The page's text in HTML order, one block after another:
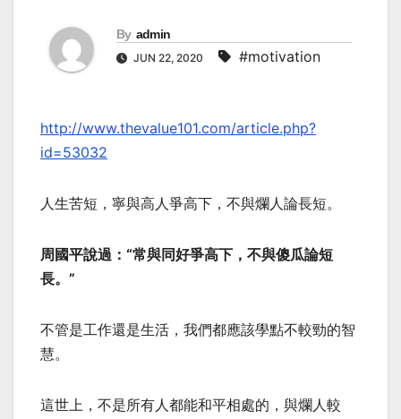
By admin
JUN 22, 2020 #motivation
http://www.thevalue101.com/article.php?
id=53032
人生苦短，寧與高人爭高下，不與爛人論長短。
周國平說過：“常與同好爭高下，不與傻瓜論短
長。”
不管是工作還是生活，我們都應該學點不較勁的智
慧。
這世上，不是所有人都能和平相處的，與爛人較